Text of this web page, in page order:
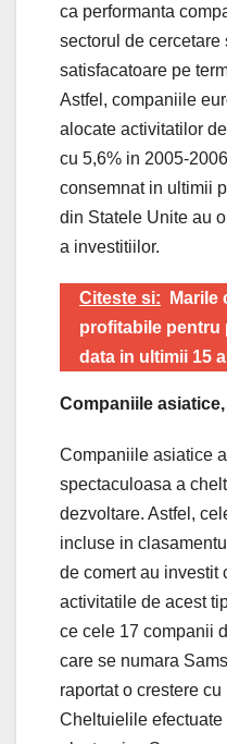
ca performanta
sectorul de
satisfacatoare pe
Astfel, companiile
alocate activitatilor
cu 5,6% in 2005-
consemnat in ultimii
din Statele Unite au
a investitiilor.
Citeste si:
Marile
profitabile pentru
data in ultimii 15
Companiile
Companiile asiatice
spectaculoasa a
dezvoltare. Astfel,
incluse in
de comert au investit
activitatile de acest
ce cele 17 companii
care se numara
raportat o crestere cu
Cheltuielile